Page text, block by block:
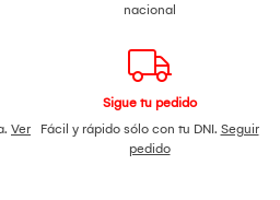
nacional
Ver
Sigue tu pedido
Fácil y rápido sólo con tu DNI. Seguir
pedido